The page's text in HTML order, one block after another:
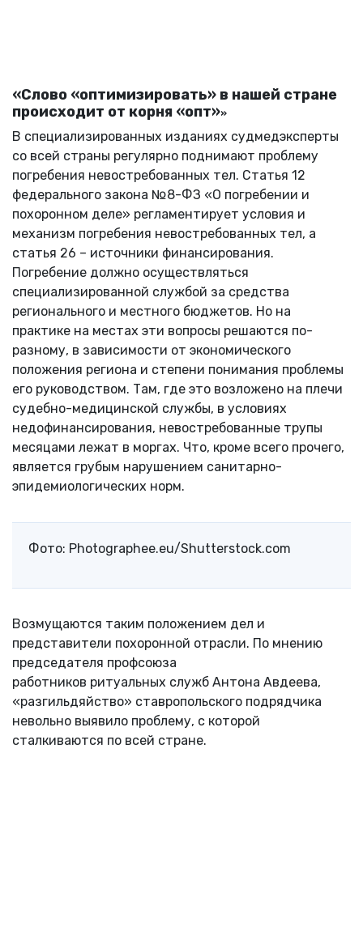
«Слово «оптимизировать» в нашей стране
происходит от корня «опт»»
В специализированных изданиях судмедэксперты
со всей страны регулярно поднимают проблему
погребения невостребованных тел. Статья 12
федерального закона №8-ФЗ «О погребении и
похоронном деле» регламентирует условия и
механизм погребения невостребованных тел, а
статья 26 – источники финансирования.
Погребение должно осуществляться
специализированной службой за средства
регионального и местного бюджетов. Но на
практике на местах эти вопросы решаются по-
разному, в зависимости от экономического
положения региона и степени понимания проблемы
его руководством. Там, где это возложено на плечи
судебно-медицинской службы, в условиях
недофинансирования, невостребованные трупы
месяцами лежат в моргах. Что, кроме всего прочего,
является грубым нарушением санитарно-
эпидемиологических норм.
Фото: Photographee.eu/Shutterstock.com
Возмущаются таким положением дел и
представители похоронной отрасли. По мнению
председателя профсоюза
работников ритуальных служб Антона Авдеева,
«разгильдяйство» ставропольского подрядчика
невольно выявило проблему, с которой
сталкиваются по всей стране.